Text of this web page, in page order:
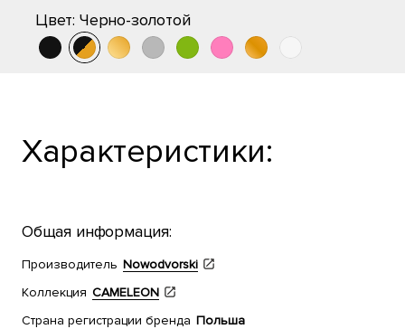
Цвет: Черно-золотой
Характеристики:
Общая информация:
Производитель Nowodvorski
Коллекция CAMELEON
Страна регистрации бренда Польша